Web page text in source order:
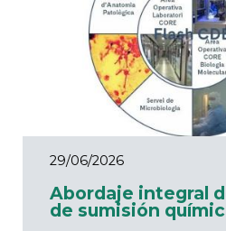
29/06/2026
Abordaje integral
de sumisión